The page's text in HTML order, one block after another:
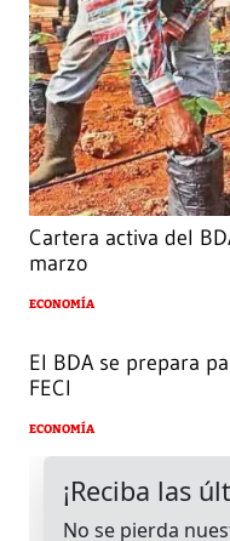
Cartera activa del
marzo
ECONOMÍA
El BDA se prepara
FECI
ECONOMÍA